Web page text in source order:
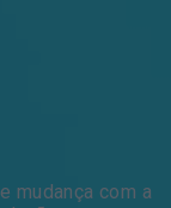
mudança com a